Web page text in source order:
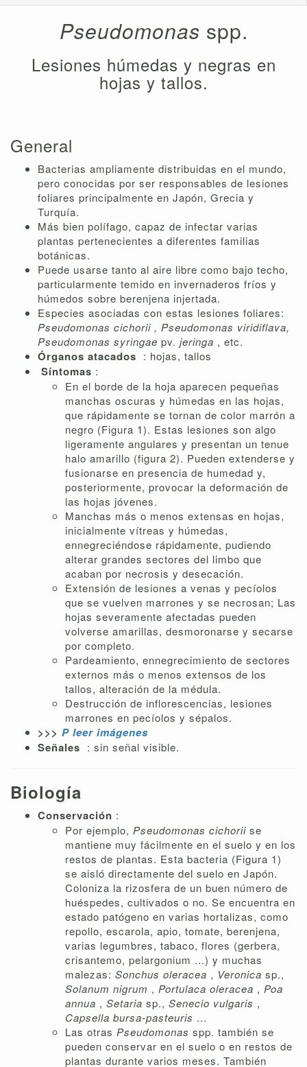
Pseudomonas spp.
Lesiones húmedas y negras en
hojas y tallos.
General
Bacterias ampliamente distribuidas en el mundo,
pero conocidas por ser responsables de lesiones
foliares principalmente en Japón, Grecia y
Turquía.
Más bien polífago, capaz de infectar varias
plantas pertenecientes a diferentes familias
botánicas.
Puede usarse tanto al aire libre como bajo techo,
particularmente temido en invernaderos fríos y
húmedos sobre berenjena injertada.
Especies asociadas con estas lesiones foliares:
Pseudomonas cichorii , Pseudomonas viridiflava,
Pseudomonas syringae pv. jeringa , etc.
Órganos atacados : hojas, tallos
Síntomas :
En el borde de la hoja aparecen pequeñas
manchas oscuras y húmedas en las hojas,
que rápidamente se tornan de color marrón a
negro (Figura 1). Estas lesiones son algo
ligeramente angulares y presentan un tenue
halo amarillo (figura 2). Pueden extenderse y
fusionarse en presencia de humedad y,
posteriormente, provocar la deformación de
las hojas jóvenes.
Manchas más o menos extensas en hojas,
inicialmente vítreas y húmedas,
ennegreciéndose rápidamente, pudiendo
alterar grandes sectores del limbo que
acaban por necrosis y desecación.
Extensión de lesiones a venas y pecíolos
que se vuelven marrones y se necrosan; Las
hojas severamente afectadas pueden
volverse amarillas, desmoronarse y secarse
por completo.
Pardeamiento, ennegrecimiento de sectores
externos más o menos extensos de los
tallos, alteración de la médula.
Destrucción de inflorescencias, lesiones
marrones en pecíolos y sépalos.
>>> P leer imágenes
Señales : sin señal visible.
Biología
Conservación :
Por ejemplo, Pseudomonas cichorii se
mantiene muy fácilmente en el suelo y en los
restos de plantas. Esta bacteria (Figura 1)
se aisló directamente del suelo en Japón.
Coloniza la rizosfera de un buen número de
huéspedes, cultivados o no. Se encuentra en
estado patógeno en varias hortalizas, como
repollo, escarola, apio, tomate, berenjena,
varias legumbres, tabaco, flores (gerbera,
crisantemo, pelargonium ...) y muchas
malezas: Sonchus oleracea , Veronica sp.,
Solanum nigrum , Portulaca oleracea , Poa
annua , Setaria sp., Senecio vulgaris ,
Capsella bursa-pasteuris ...
Las otras Pseudomonas spp. también se
pueden conservar en el suelo o en restos de
plantas durante varios meses. También